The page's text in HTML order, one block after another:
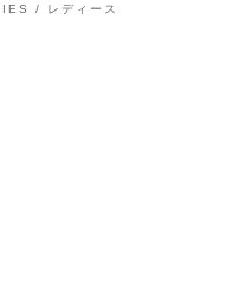
/ レディース